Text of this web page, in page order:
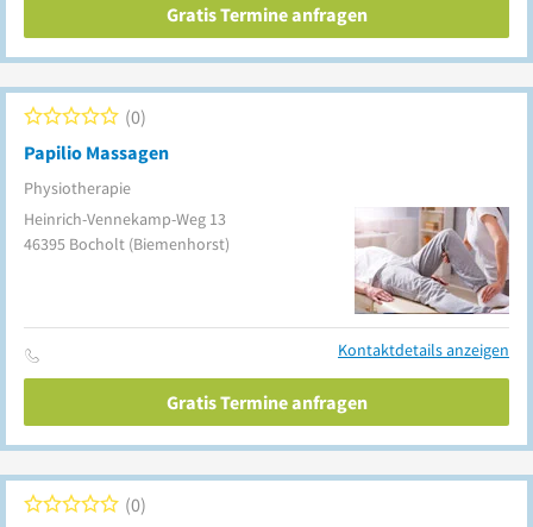
Gratis Termine anfragen
Papilio Massagen
Physiotherapie
0
Heinrich-Vennekamp-Weg 13
46395 Bocholt (Biemenhorst)
Kontaktdetails anzeigen
Gratis Termine anfragen
0